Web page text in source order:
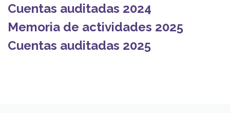
Cuentas auditadas 2024
Memoria de actividades 2025
Cuentas auditadas 2025